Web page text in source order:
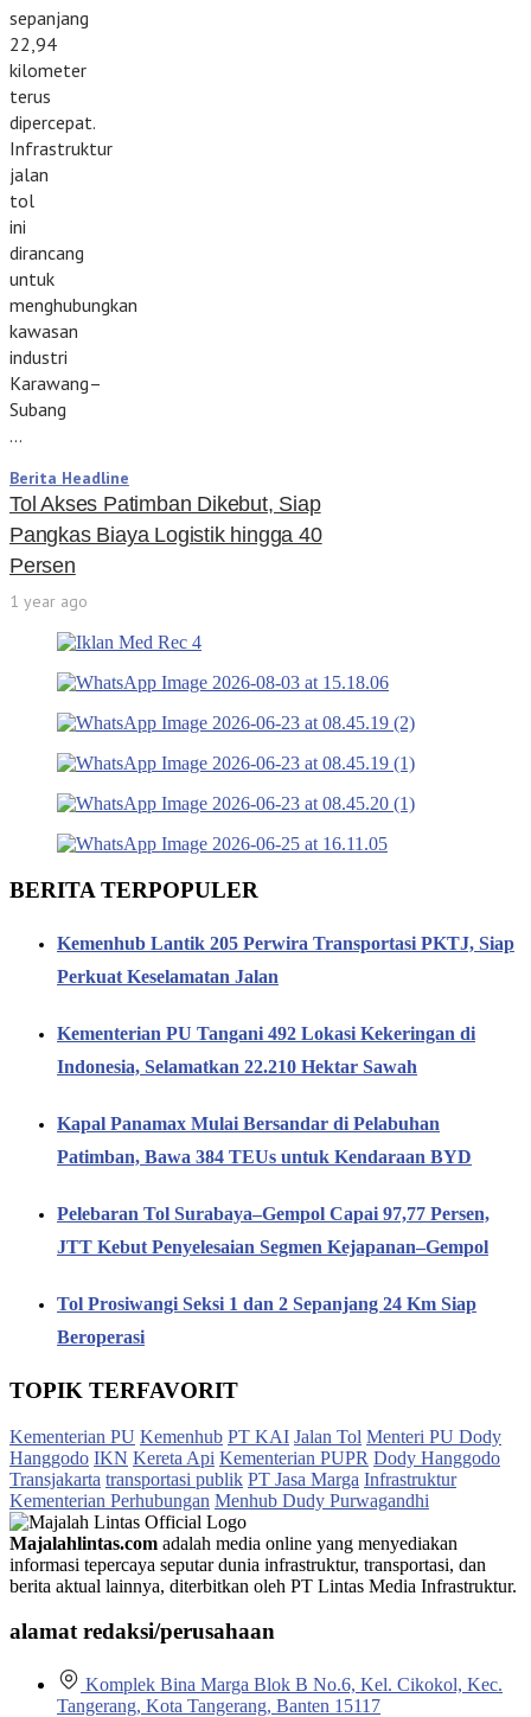
sepanjang
22,94
kilometer
terus
dipercepat.
Infrastruktur
jalan
tol
ini
dirancang
untuk
menghubungkan
kawasan
industri
Karawang–
Subang
…
Berita Headline
Tol Akses Patimban Dikebut, Siap
Pangkas Biaya Logistik hingga 40
Persen
1 year ago
BERITA TERPOPULER
Kemenhub Lantik 205 Perwira Transportasi PKTJ, Siap
Perkuat Keselamatan Jalan
Kementerian PU Tangani 492 Lokasi Kekeringan di
Indonesia, Selamatkan 22.210 Hektar Sawah
Kapal Panamax Mulai Bersandar di Pelabuhan
Patimban, Bawa 384 TEUs untuk Kendaraan BYD
Pelebaran Tol Surabaya–Gempol Capai 97,77 Persen,
JTT Kebut Penyelesaian Segmen Kejapanan–Gempol
Tol Prosiwangi Seksi 1 dan 2 Sepanjang 24 Km Siap
Beroperasi
TOPIK TERFAVORIT
Kementerian PU Kemenhub PT KAI Jalan Tol Menteri PU Dody
Hanggodo IKN Kereta Api Kementerian PUPR Dody Hanggodo
Transjakarta transportasi publik PT Jasa Marga Infrastruktur
Kementerian Perhubungan Menhub Dudy Purwagandhi
Majalahlintas.com adalah media online yang menyediakan
informasi tepercaya seputar dunia infrastruktur, transportasi, dan
berita aktual lainnya, diterbitkan oleh PT Lintas Media Infrastruktur.
alamat redaksi/perusahaan
Komplek Bina Marga Blok B No.6, Kel. Cikokol, Kec.
Tangerang, Kota Tangerang, Banten 15117